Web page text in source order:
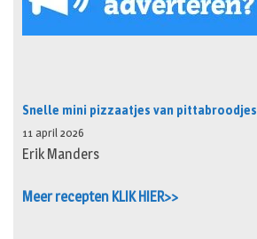
Snelle mini pizzaatjes van pittabroodjes
11 april 2026
Erik Manders
Meer recepten KLIK HIER>>